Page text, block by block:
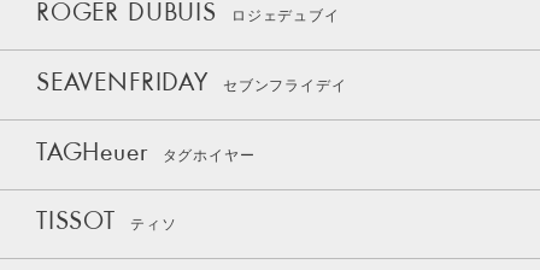
ROGER DUBUIS ロジェデュブイ
SEAVENFRIDAY セブンフライデイ
TAGHeuer タグホイヤー
TISSOT ティソ